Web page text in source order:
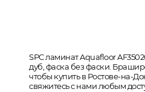
SPC ламинат Aquafloor
дуб, фаска без фаски.
чтобы купить в Ростове-на-
свяжитесь с нами любым